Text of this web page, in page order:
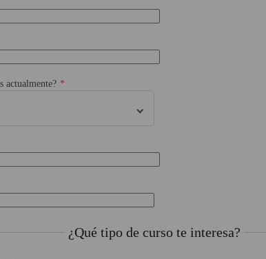
actualmente?
¿Qué tipo de curso te interesa?